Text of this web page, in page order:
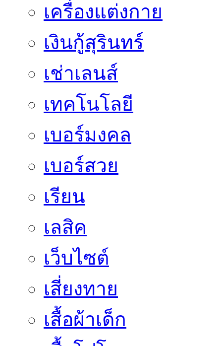
เครื่องแต่งกาย
เงินกู้สุรินทร์
เช่าเลนส์
เทคโนโลยี
เบอร์มงคล
เบอร์สวย
เรียน
เลสิค
เว็บไซต์
เสี่ยงทาย
เสื้อผ้าเด็ก